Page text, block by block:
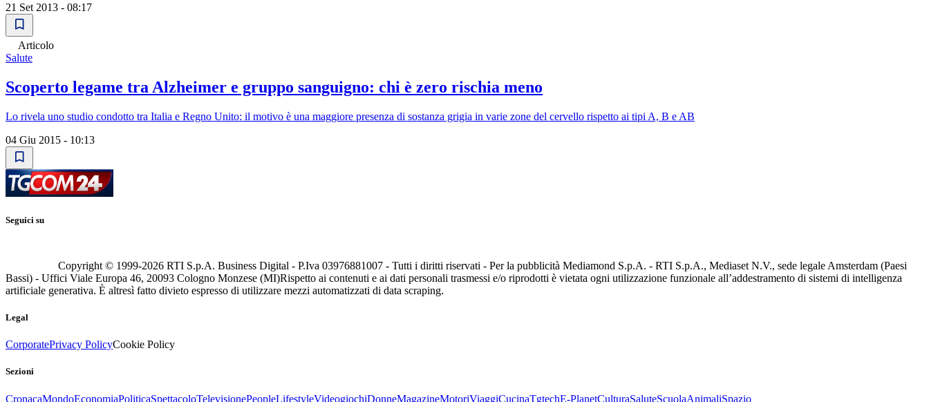
21 Set 2013 - 08:17
Articolo
Salute
Scoperto legame tra Alzheimer e gruppo sanguigno: chi è zero rischia meno
Lo rivela uno studio condotto tra Italia e Regno Unito: il motivo è una maggiore presenza di sostanza grigia in varie zone del cervello rispetto ai tipi A, B e AB
04 Giu 2015 - 10:13
Seguici su
Copyright © 1999-2026 RTI S.p.A. Business Digital - P.Iva 03976881007 - Tutti i diritti riservati - Per la pubblicità Mediamond S.p.A. - RTI S.p.A., Mediaset N.V., sede legale Amsterdam (Paesi
Bassi) - Uffici Viale Europa 46, 20093 Cologno Monzese (MI)Rispetto ai contenuti e ai dati personali trasmessi e/o riprodotti è vietata ogni utilizzazione funzionale all’addestramento di sistemi di intelligenza
artificiale generativa. È altresì fatto divieto espresso di utilizzare mezzi automatizzati di data scraping.
Legal
CorporatePrivacy PolicyCookie Policy
Sezioni
CronacaMondoEconomiaPoliticaSpettacoloTelevisionePeopleLifestyleVideogiochiDonneMagazineMotoriViaggiCucinaTgtechE-PlanetCulturaSaluteScuolaAnimaliSpazio